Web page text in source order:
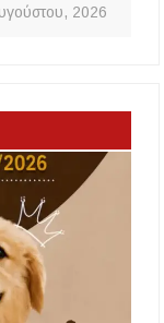
2026